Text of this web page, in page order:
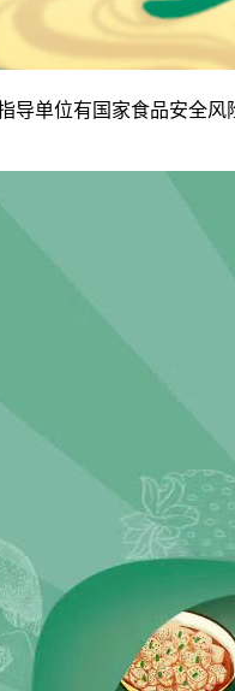
单位有国家食品安全风